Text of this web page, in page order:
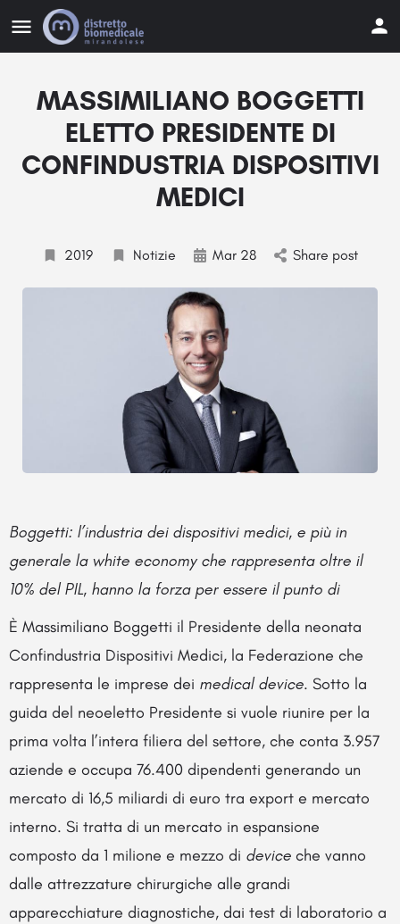
MASSIMILIANO BOGGETTI
ELETTO PRESIDENTE DI
CONFINDUSTRIA DISPOSITIVI
MEDICI
2019 Notizie Mar 28 Share post
Boggetti: l’industria dei dispositivi medici, e più in
generale la white economy che rappresenta oltre il
10% del PIL, hanno la forza per essere il punto di
È Massimiliano Boggetti il Presidente della neonata
Confindustria Dispositivi Medici, la Federazione che
rappresenta le imprese dei medical device. Sotto la
guida del neoeletto Presidente si vuole riunire per la
prima volta l’intera filiera del settore, che conta 3.957
aziende e occupa 76.400 dipendenti generando un
mercato di 16,5 miliardi di euro tra export e mercato
interno. Si tratta di un mercato in espansione
composto da 1 milione e mezzo di device che vanno
dalle attrezzature chirurgiche alle grandi
apparecchiature diagnostiche, dai test di laboratorio a